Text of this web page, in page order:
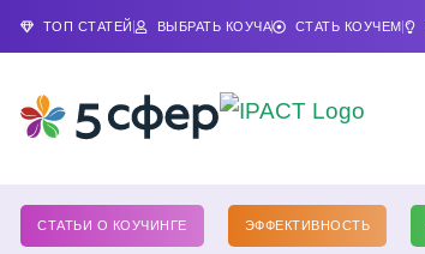
ТОП СТАТЕЙ ВЫБРАТЬ КОУЧА СТАТЬ КОУЧЕМ
СТАТЬИ О КОУЧИНГЕ ЭФФЕКТИВНОСТЬ